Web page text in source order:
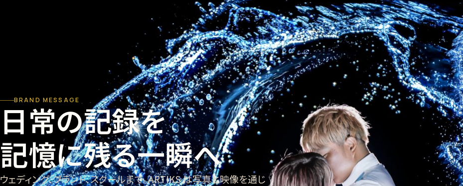
BRAND MESSAGE
日常の記録を
記憶に残る一瞬へ
ウェディング、ブランド、スクールまで。ARTIKS は写真と映像を通じ